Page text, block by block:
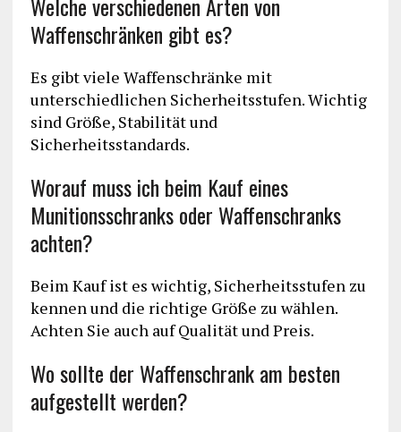
Waffenschränken gibt es?
Es gibt viele Waffenschränke mit
unterschiedlichen Sicherheitsstufen. Wichtig
sind Größe, Stabilität und
Sicherheitsstandards.
Worauf muss ich beim Kauf eines
Munitionsschranks oder Waffenschranks
achten?
Beim Kauf ist es wichtig, Sicherheitsstufen zu
kennen und die richtige Größe zu wählen.
Achten Sie auch auf Qualität und Preis.
Wo sollte der Waffenschrank am besten
aufgestellt werden?